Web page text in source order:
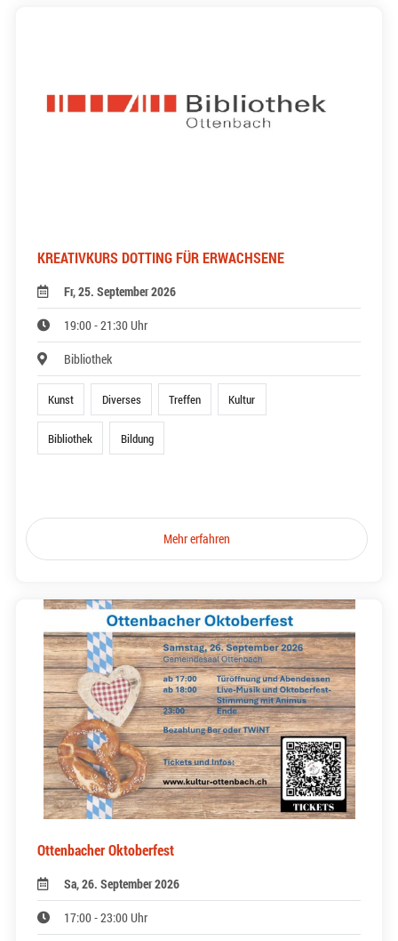
KREATIVKURS DOTTING FÜR ERWACHSENE
Fr, 25. September 2026
19:00 - 21:30 Uhr
Bibliothek
Kunst Diverses Treffen Kultur
Bibliothek Bildung
Mehr erfahren
Ottenbacher Oktoberfest
Sa, 26. September 2026
17:00 - 23:00 Uhr